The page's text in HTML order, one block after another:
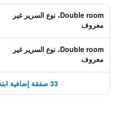
Double room، نوع السرير غير
معروف
Double room، نوع السرير غير
معروف
33 صفقة إضافية ابتداءً من 913 ﷼